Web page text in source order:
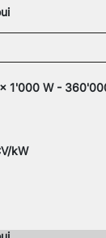
1'000 W -
kW